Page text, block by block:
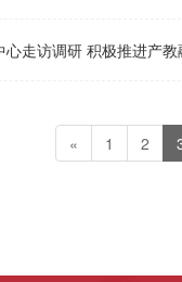
走访调研 积极推进产教
« 1 2